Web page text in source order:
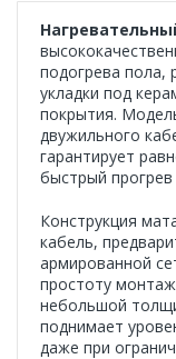
подогрева пола,
укладки под
покрытия.
двужильного
гарантирует
быстрый прогрев
Конструкция
кабель,
армированной
простоту
небольшой
поднимает
даже при